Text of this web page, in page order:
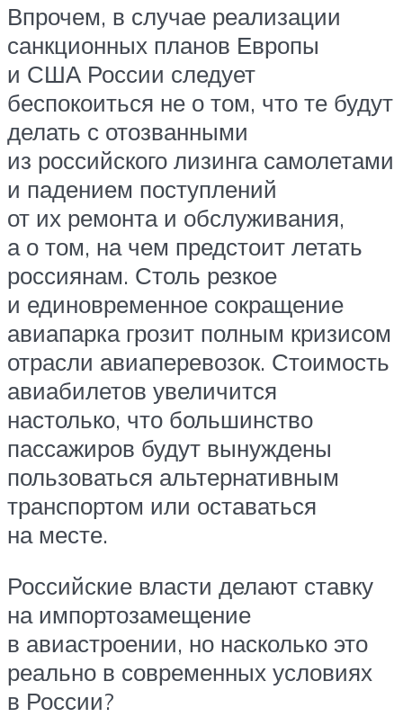
Впрочем, в случае реализации
санкционных планов Европы
и США России следует
беспокоиться не о том, что те будут
делать с отозванными
из российского лизинга самолетами
и падением поступлений
от их ремонта и обслуживания,
а о том, на чем предстоит летать
россиянам. Столь резкое
и единовременное сокращение
авиапарка грозит полным кризисом
отрасли авиаперевозок. Стоимость
авиабилетов увеличится
настолько, что большинство
пассажиров будут вынуждены
пользоваться альтернативным
транспортом или оставаться
на месте.
Российские власти делают ставку
на импортозамещение
в авиастроении, но насколько это
реально в современных условиях
в России?